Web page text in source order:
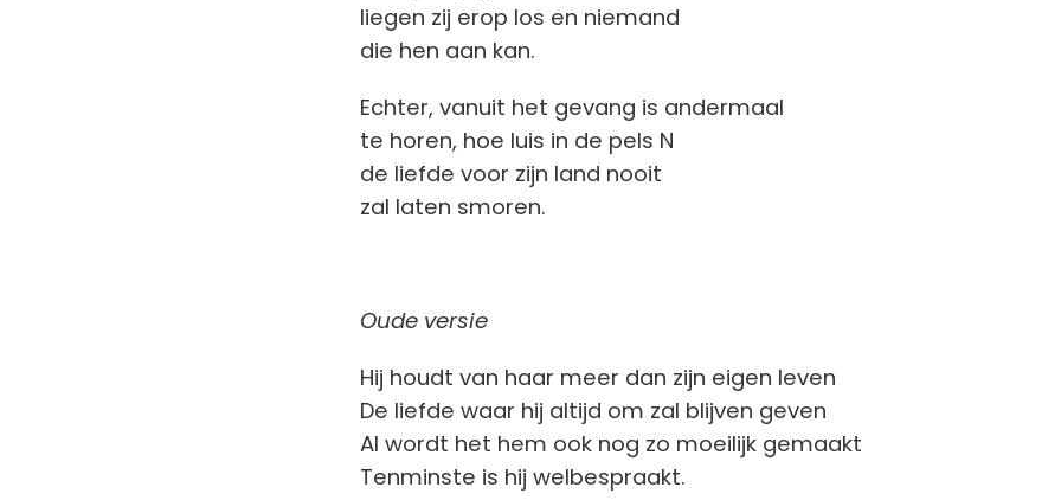
liegen zij erop los en niemand
die hen aan kan.
Echter, vanuit het gevang is andermaal
te horen, hoe luis in de pels N
de liefde voor zijn land nooit
zal laten smoren.
Oude versie
Hij houdt van haar meer dan zijn eigen leven
De liefde waar hij altijd om zal blijven geven
Al wordt het hem ook nog zo moeilijk gemaakt
Tenminste is hij welbespraakt.